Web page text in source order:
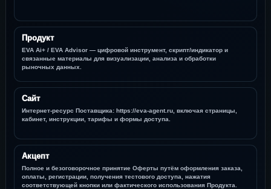
Продукт
EVA Ai+ / EVA Advisor — цифровой инструмент, скрипт/индикатор и
связанные материалы для визуализации, анализа и обработки
рыночных данных.
Сайт
Интернет-ресурс Поставщика: https://eva-agent.ru, включая страницы,
кабинет, инструкции, тарифы и формы доступа.
Акцепт
Полное и безоговорочное принятие Оферты путём оформления заказа,
оплаты, регистрации, получения тестового доступа, нажатия
соответствующей кнопки или фактического использования Продукта.